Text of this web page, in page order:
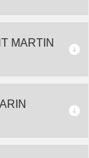
MARTIN